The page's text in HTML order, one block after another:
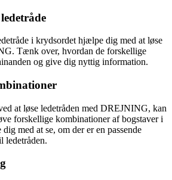
i krydsordet hjælpe dig med at løse
Tænk over, hvordan de forskellige
og give dig nyttig information.
at løse ledetråden med DREJNING, kan
forskellige kombinationer af bogstaver i
med at se, om der er en passende
ledetråden.